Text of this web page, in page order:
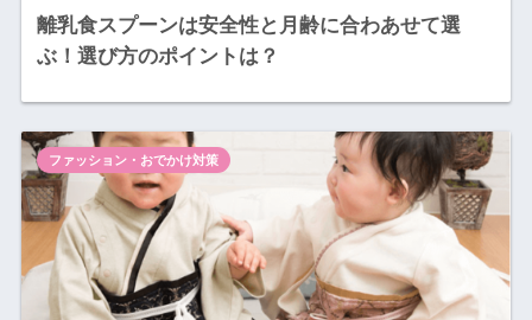
離乳食スプーンは安全性と月齢に合わあせて選
ぶ！選び方のポイントは？
ファッション・おでかけ対策